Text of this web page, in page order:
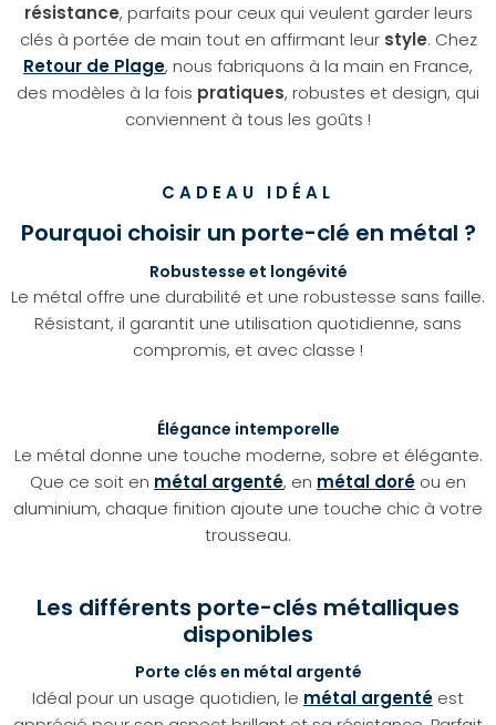
résistance, parfaits pour ceux qui veulent garder leurs
clés à portée de main tout en affirmant leur style. Chez
Retour de Plage, nous fabriquons à la main en France,
des modèles à la fois pratiques, robustes et design, qui
conviennent à tous les goûts !
CADEAU IDÉAL
Pourquoi choisir un porte-clé en métal ?
Robustesse et longévité
Le métal offre une durabilité et une robustesse sans faille.
Résistant, il garantit une utilisation quotidienne, sans
compromis, et avec classe !
Élégance intemporelle
Le métal donne une touche moderne, sobre et élégante.
Que ce soit en métal argenté, en métal doré ou en
aluminium, chaque finition ajoute une touche chic à votre
trousseau.
Les différents porte-clés métalliques
disponibles
Porte clés en métal argenté
Idéal pour un usage quotidien, le métal argenté est